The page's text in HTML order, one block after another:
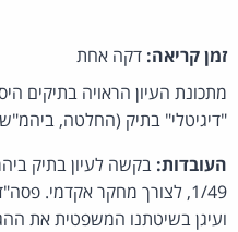
זמן קריאה: דקה אחת
מתכונת העיון הראויה בתיקים
"דיגיטלי" בתיק (החלטה, ביהמ"ש
העובדות: בקשה לעיון בתיק
1/49, לצורך מחקר אקדמי.
ועיגן בשיטתנו המשפטית את